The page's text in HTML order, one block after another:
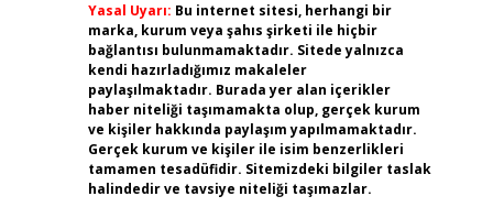
Yasal Uyarı: Bu internet sitesi, herhangi bir
marka, kurum veya şahıs şirketi ile hiçbir
bağlantısı bulunmamaktadır. Sitede yalnızca
kendi hazırladığımız makaleler
paylaşılmaktadır. Burada yer alan içerikler
haber niteliği taşımamakta olup, gerçek kurum
ve kişiler hakkında paylaşım yapılmamaktadır.
Gerçek kurum ve kişiler ile isim benzerlikleri
tamamen tesadüfidir. Sitemizdeki bilgiler taslak
halindedir ve tavsiye niteliği taşımazlar.